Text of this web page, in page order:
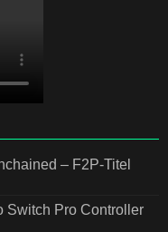
– F2P-Titel
Switch Pro Controller